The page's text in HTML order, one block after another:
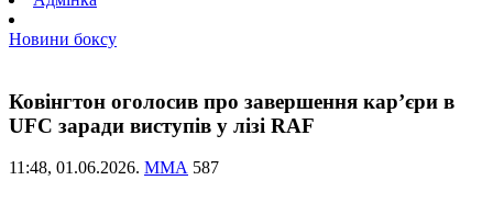
Новини боксу
Ковінгтон оголосив про завершення кар’єри в
UFC заради виступів у лізі RAF
11:48, 01.06.2026. ММА 587